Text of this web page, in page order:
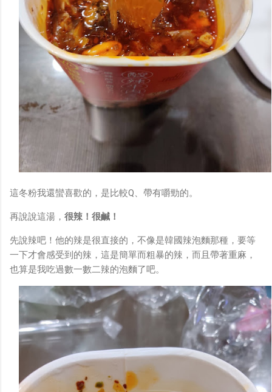
這冬粉我還蠻喜歡的，是比較Q、帶有嚼勁的。
再說說這湯， 很辣！ 很鹹！
先說辣吧！他的辣是很直接的，不像是韓國辣泡麵那種，要等
一下才會感受到的辣，這是簡單而粗暴的辣，而且帶著重麻，
也算是我吃過數一數二辣的泡麵了吧。